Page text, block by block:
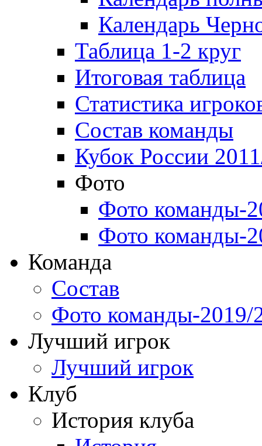
Календарь
Таблица 1-2 круг
Итоговая таблица
Статистика
Состав команды
Кубок России
Фото
Фото команды-
Фото команды-
Команда
Состав
Фото команды-2019/
Лучший игрок
Лучший игрок
Клуб
История клуба